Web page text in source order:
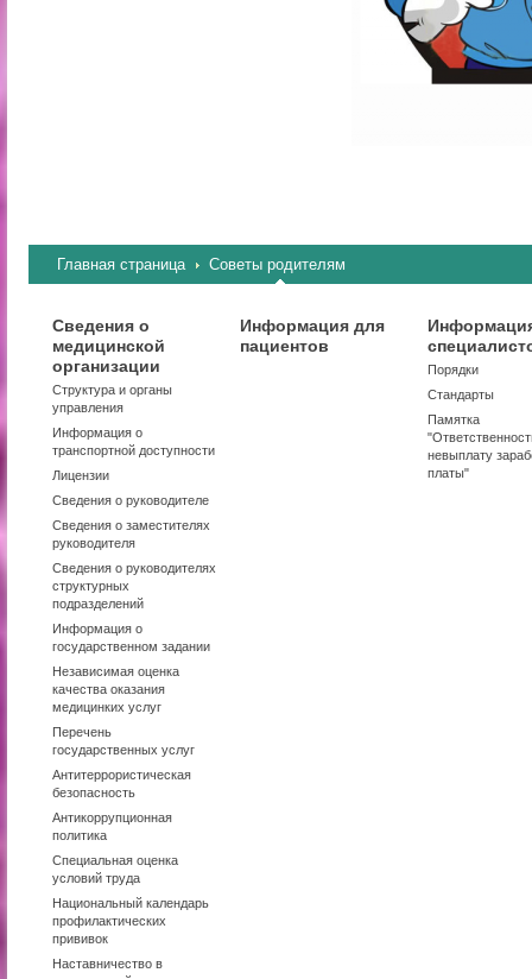
Главная страница Советы родителям
Сведения о
медицинской
организации
Структура и органы
управления
Информация о
транспортной доступности
Лицензии
Сведения о руководителе
Сведения о заместителях
руководителя
Сведения о руководителях
структурных
подразделений
Информация о
государственном задании
Независимая оценка
качества оказания
медицинких услуг
Перечень
государственных услуг
Антитеррористическая
безопасность
Антикоррупционная
политика
Специальная оценка
условий труда
Национальный календарь
профилактических
прививок
Наставничество в
Информация для
пациентов
Порядки
Стандарты
Памятка
невыплату
платы"